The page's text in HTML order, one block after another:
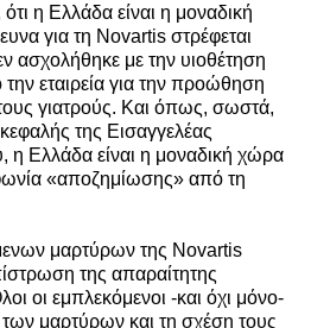
η Ελλάδα είναι η μοναδική
για τη Novartis στρέφεται
ασχολήθηκε με την υιοθέτηση
εταιρεία για την προώθηση
γιατρούς. Και όπως, σωστά,
της Εισαγγελέας
η Ελλάδα είναι η μοναδική χώρα
«αποζημίωσης» από τη
μαρτύρων της Novartis
της απαραίτητης
οι εμπλεκόμενοι -και όχι μόνο-
των μαρτύρων και τη σχέση τους